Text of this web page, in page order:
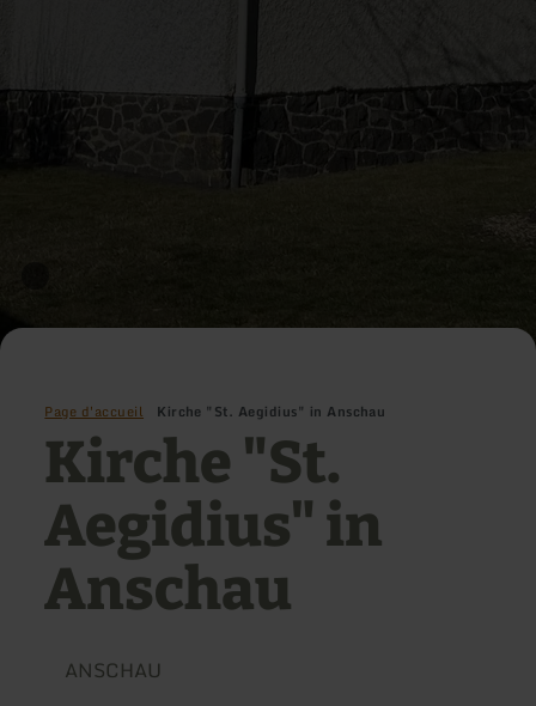
Page d'accueil Kirche "St. Aegidius" in Anschau
Kirche "St.
Aegidius" in
Anschau
ANSCHAU